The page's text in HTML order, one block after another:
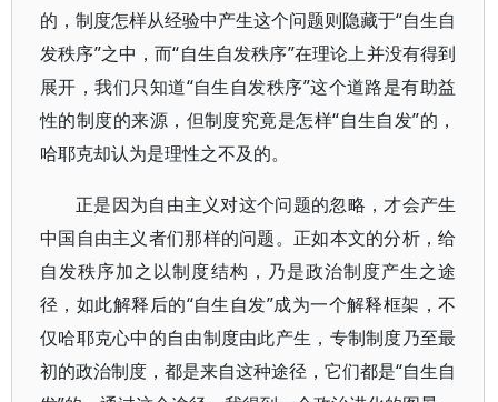
的，制度怎样从经验中产生这个问题则隐藏于“自生自
发秩序”之中，而“自生自发秩序”在理论上并没有得到
展开，我们只知道“自生自发秩序”这个道路是有助益
性的制度的来源，但制度究竟是怎样“自生自发”的，
哈耶克却认为是理性之不及的。
正是因为自由主义对这个问题的忽略，才会产生
中国自由主义者们那样的问题。正如本文的分析，给
自发秩序加之以制度结构，乃是政治制度产生之途
径，如此解释后的“自生自发”成为一个解释框架，不
仅哈耶克心中的自由制度由此产生，专制制度乃至最
初的政治制度，都是来自这种途径，它们都是“自生自